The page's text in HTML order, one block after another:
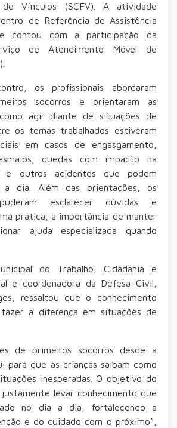
de Vínculos (SCFV). A atividade
de Referência de Assistência
e contou com a participação da
de Atendimento Móvel de
os profissionais abordaram
socorros e orientaram as
agir diante de situações de
os temas trabalhados estiveram
em casos de engasgamento,
quedas com impacto na
e outros acidentes que podem
dia. Além das orientações, os
esclarecer dúvidas e
prática, a importância de manter
ajuda especializada quando
do Trabalho, Cidadania e
e coordenadora da Defesa Civil,
ressaltou que o conhecimento
a diferença em situações de
de primeiros socorros desde a
para que as crianças saibam como
inesperadas. O objetivo do
levar conhecimento que
no dia a dia, fortalecendo a
e do cuidado com o próximo”,